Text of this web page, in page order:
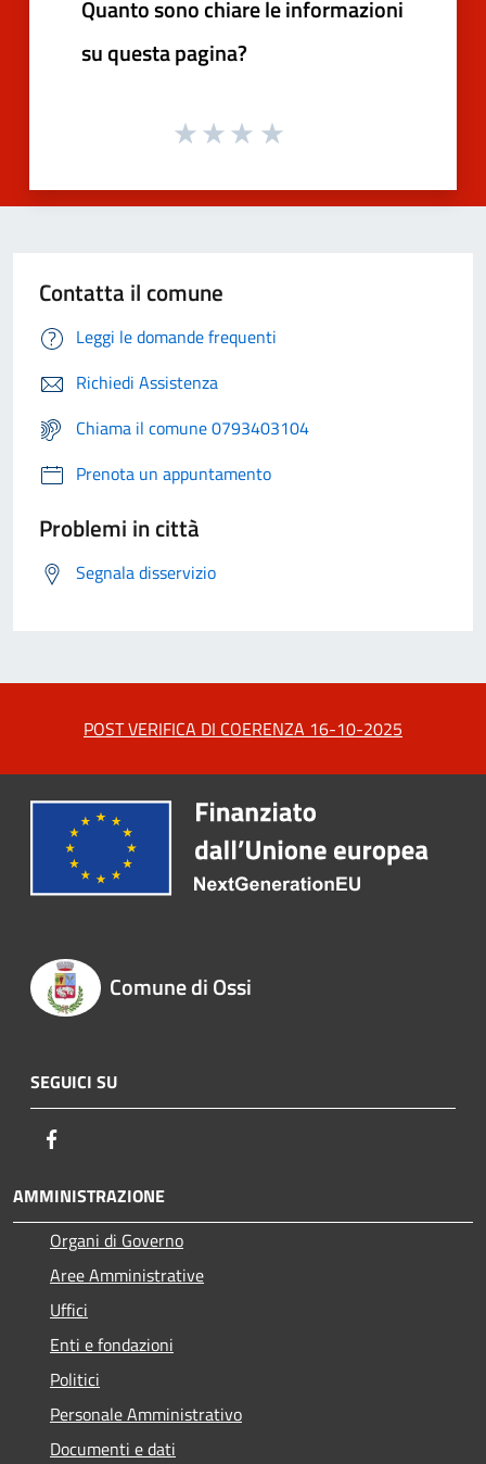
Quanto sono chiare le informazioni
su questa pagina?
Contatta il comune
Leggi le domande frequenti
Richiedi Assistenza
Chiama il comune 0793403104
Prenota un appuntamento
Problemi in città
Segnala disservizio
POST VERIFICA DI COERENZA 16-10-2025
Comune di Ossi
SEGUICI SU
AMMINISTRAZIONE
Organi di Governo
Aree Amministrative
Uffici
Enti e fondazioni
Politici
Personale Amministrativo
Documenti e dati